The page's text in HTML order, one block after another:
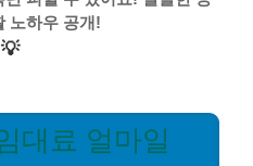
노하우 공개!
💡
대료 얼마일